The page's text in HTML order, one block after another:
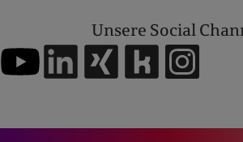
Unsere Social